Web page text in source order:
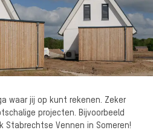
waar jij op kunt rekenen. Zeker
projecten. Bijvoorbeeld
Stabrechtse Vennen in Someren!